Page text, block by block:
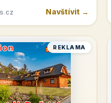
Navštívit →
REKLAMA